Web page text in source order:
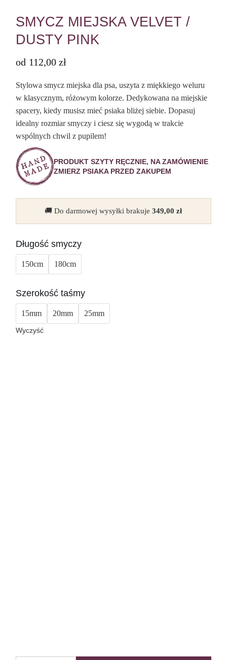
SMYCZ MIEJSKA VELVET /
DUSTY PINK
od 112,00 zł
Stylowa smycz miejska dla psa, uszyta z miękkiego weluru
w klasycznym, różowym kolorze. Dedykowana na miejskie
spacery, kiedy musisz mieć psiaka bliżej siebie. Dopasuj
idealny rozmiar smyczy i ciesz się wygodą w trakcie
wspólnych chwil z pupilem!
PRODUKT SZYTY RĘCZNIE, NA ZAMÓWIENIE
ZMIERZ PSIAKA PRZED ZAKUPEM
🚚 Do darmowej wysyłki brakuje349,00zł
Długość smyczy
150cm 180cm
Szerokość taśmy
15mm 20mm 25mm
Wyczyść